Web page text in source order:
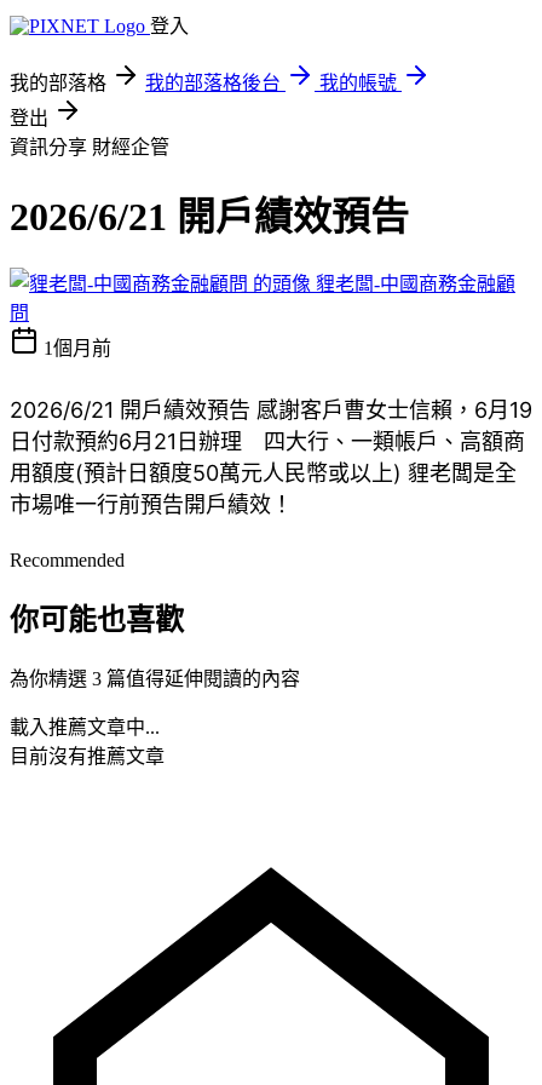
登入
我的部落格 我的部落格後台
我的帳號
登出
資訊分享 財經企管
2026/6/21 開戶績效預告
貍老闆-中國商務金融顧
問
1個月前
2026/6/21 開戶績效預告 感謝客戶曹女士信賴，6月19
日付款預約6月21日辦理　四大行、一類帳戶、高額商
用額度(預計日額度50萬元人民幣或以上) 貍老闆是全
市場唯一行前預告開戶績效！
Recommended
你可能也喜歡
為你精選 3 篇值得延伸閱讀的內容
載入推薦文章中...
目前沒有推薦文章